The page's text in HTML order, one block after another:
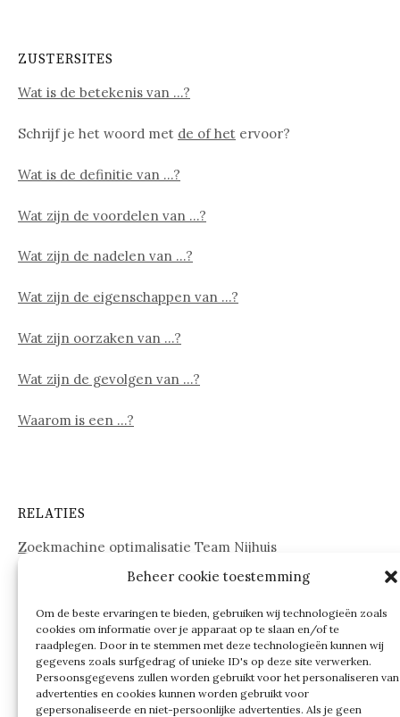
Beheer cookie toestemming
Om de beste ervaringen te bieden, gebruiken wij technologieën zoals
cookies om informatie over je apparaat op te slaan en/of te
raadplegen. Door in te stemmen met deze technologieën kunnen wij
gegevens zoals surfgedrag of unieke ID's op deze site verwerken.
Persoonsgegevens zullen worden gebruikt voor het personaliseren van
advertenties en cookies kunnen worden gebruikt voor
gepersonaliseerde en niet-persoonlijke advertenties. Als je geen
ZUSTERSITES
Wat is de betekenis van …?
Schrijf je het woord met de of het ervoor?
Wat is de definitie van …?
Wat zijn de voordelen van …?
Wat zijn de nadelen van …?
Wat zijn de eigenschappen van …?
Wat zijn oorzaken van …?
Wat zijn de gevolgen van …?
Waarom is een …?
RELATIES
Zoekmachine optimalisatie Team Nijhuis